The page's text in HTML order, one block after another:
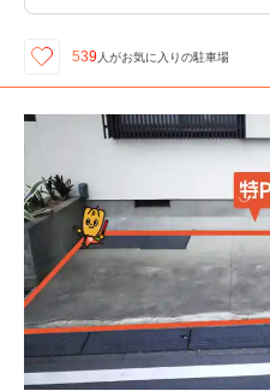
539 人がお気に入りの駐車場